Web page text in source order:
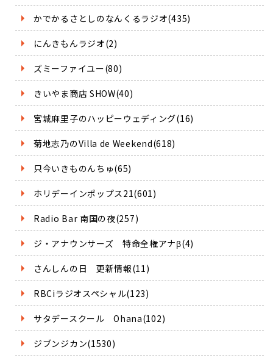
かでかるさとしのなんくるラジオ(435)
にんきもんラジオ(2)
ズミーファイユー(80)
きいやま商店 SHOW(40)
宮城麻里子のハッピーウェディング(16)
菊地志乃のVilla de Weekend(618)
只今いきものんちゅ(65)
ホリデーインポップス21(601)
Radio Bar 南国の夜(257)
ジ・アナウンサーズ 特命全権アナβ(4)
さんしんの日 更新情報(11)
RBCiラジオスペシャル(123)
サタデースクール Ohana(102)
ジブンジカン(1530)